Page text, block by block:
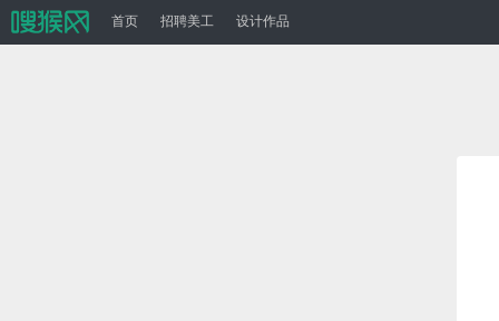
首页 招聘美工 设计作品